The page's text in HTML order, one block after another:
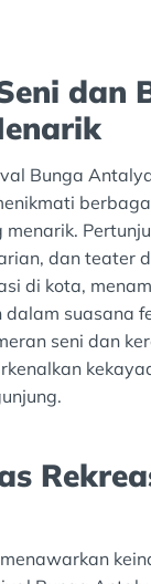
dan
Bunga
dan teater
di kota,
dalam suasana
seni dan